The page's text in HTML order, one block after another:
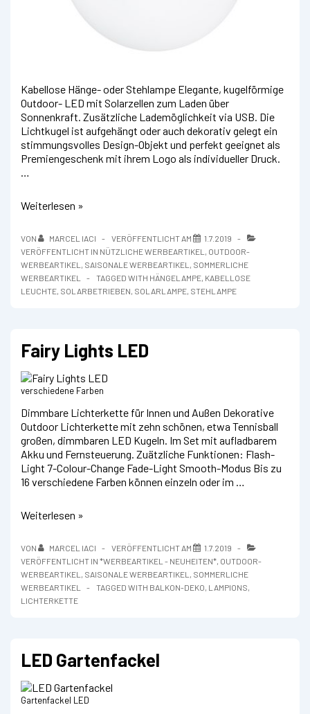
Kabellose Hänge- oder Stehlampe Elegante, kugelförmige
Outdoor- LED mit Solarzellen zum Laden über
Sonnenkraft. Zusätzliche Lademöglichkeit via USB. Die
Lichtkugel ist aufgehängt oder auch dekorativ gelegt ein
stimmungsvolles Design-Objekt und perfekt geeignet als
Premiengeschenk mit ihrem Logo als individueller Druck.
…
Sphere
Weiterlesen »
VON MARCEL IACI VERÖFFENTLICHT AM
1.7.2019
VERÖFFENTLICHT IN NÜTZLICHE WERBEARTIKEL , OUTDOOR-
WERBEARTIKEL , SAISONALE WERBEARTIKEL , SOMMERLICHE
WERBEARTIKEL
TAGGED WITH HÄNGELAMPE, KABELLOSE
LEUCHTE, SOLARBETRIEBEN, SOLARLAMPE, STEHLAMPE
Fairy Lights LED
verschiedene Farben
Dimmbare Lichterkette für Innen und Außen Dekorative
Outdoor Lichterkette mit zehn schönen, etwa Tennisball
großen, dimmbaren LED Kugeln. Im Set mit aufladbarem
Akku und Fernsteuerung. Zuätzliche Funktionen: Flash-
Light 7-Colour-Change Fade-Light Smooth-Modus Bis zu
16 verschiedene Farben können einzeln oder im …
Fairy
LED
Weiterlesen »
VON MARCEL IACI VERÖFFENTLICHT AM
1.7.2019
VERÖFFENTLICHT IN *WERBEARTIKEL - NEUHEITEN*, OUTDOOR-
WERBEARTIKEL , SAISONALE WERBEARTIKEL , SOMMERLICHE
WERBEARTIKEL
TAGGED WITH BALKON-DEKO, LAMPIONS,
LICHTERKETTE
LED Gartenfackel
Gartenfackel LED